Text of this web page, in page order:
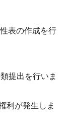
表の作成を行
提出を行いま
利が発生しま